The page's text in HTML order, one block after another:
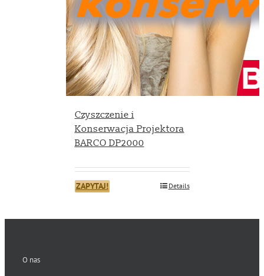
Czyszczenie i
Konserwacja Projektora
BARCO DP2000
ZAPYTAJ! Details
O nas